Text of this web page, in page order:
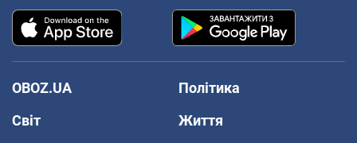
OBOZ.UA
Політика
Світ
Життя